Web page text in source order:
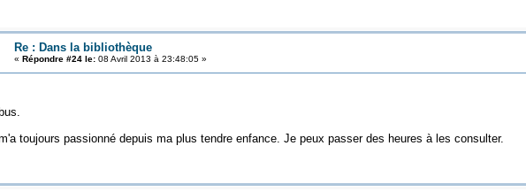
Re : Dans la bibliothèque
« Répondre #24 le:08 Avril 2013 à 23:48:05 »
toujours passionné depuis ma plus tendre enfance. Je peux passer des heures à les consulter.